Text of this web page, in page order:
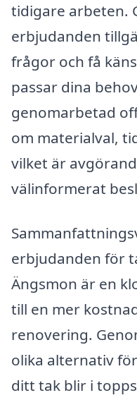
tidigare arbeten.
erbjudanden
frågor och få
passar dina
genomarbetad
om materialval,
vilket är
välinformerat
erbjudanden för
Ängsmon är en
till en mer
renovering.
olika alternativ
ditt tak blir i